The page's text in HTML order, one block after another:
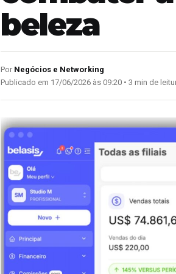
beleza
Por Negócios e Networking
Publicado em 17/06/2026 às 09:20 • 3 min de